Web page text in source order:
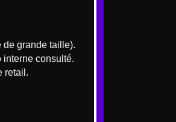
de grande taille).
interne consulté.
retail.